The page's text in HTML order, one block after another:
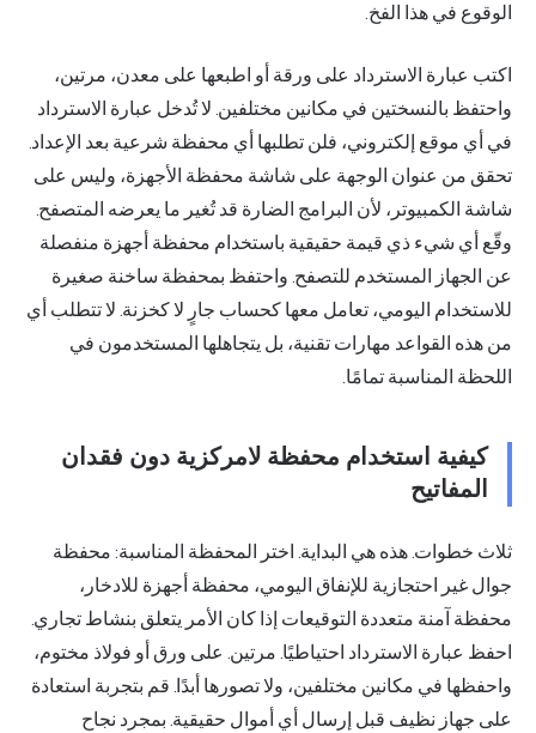
الوقوع في هذا الفخ.
اكتب عبارة الاسترداد على ورقة أو اطبعها على معدن، مرتين،
واحتفظ بالنسختين في مكانين مختلفين. لا تُدخل عبارة الاسترداد
في أي موقع إلكتروني، فلن تطلبها أي محفظة شرعية بعد الإعداد.
تحقق من عنوان الوجهة على شاشة محفظة الأجهزة، وليس على
شاشة الكمبيوتر، لأن البرامج الضارة قد تُغير ما يعرضه المتصفح.
وقّع أي شيء ذي قيمة حقيقية باستخدام محفظة أجهزة منفصلة
عن الجهاز المستخدم للتصفح. واحتفظ بمحفظة ساخنة صغيرة
للاستخدام اليومي، تعامل معها كحساب جارٍ لا كخزنة. لا تتطلب أي
من هذه القواعد مهارات تقنية، بل يتجاهلها المستخدمون في
اللحظة المناسبة تمامًا.
كيفية استخدام محفظة لامركزية دون فقدان
المفاتيح
ثلاث خطوات. هذه هي البداية. اختر المحفظة المناسبة: محفظة
جوال غير احتجازية للإنفاق اليومي، محفظة أجهزة للادخار،
محفظة آمنة متعددة التوقيعات إذا كان الأمر يتعلق بنشاط تجاري.
احفظ عبارة الاسترداد احتياطيًا. مرتين. على ورق أو فولاذ مختوم،
واحفظها في مكانين مختلفين، ولا تصورها أبدًا. قم بتجربة استعادة
على جهاز نظيف قبل إرسال أي أموال حقيقية. بمجرد نجاح